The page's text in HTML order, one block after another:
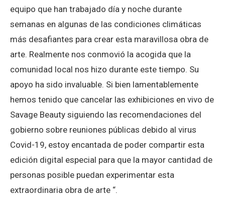
equipo que han trabajado día y noche durante
semanas en algunas de las condiciones climáticas
más desafiantes para crear esta maravillosa obra de
arte. Realmente nos conmovió la acogida que la
comunidad local nos hizo durante este tiempo. Su
apoyo ha sido invaluable. Si bien lamentablemente
hemos tenido que cancelar las exhibiciones en vivo de
Savage Beauty siguiendo las recomendaciones del
gobierno sobre reuniones públicas debido al virus
Covid-19, estoy encantada de poder compartir esta
edición digital especial para que la mayor cantidad de
personas posible puedan experimentar esta
extraordinaria obra de arte “.